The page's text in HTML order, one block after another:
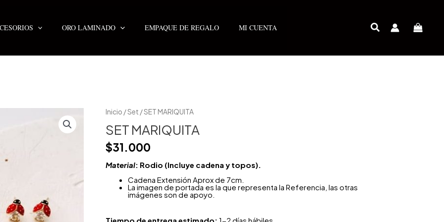
ORO LAMINADO EMPAQUE DE REGALO MI CUENTA
Inicio /Set / SET MARIQUITA
SET MARIQUITA
$31.000
Material: Rodio (Incluye cadena y topos).
Cadena Extensión Aprox de 7cm.
La imagen de portada es la que representa la Referencia, las otras
imágenes son de apoyo.
SET
MARIQUITA
cantidad